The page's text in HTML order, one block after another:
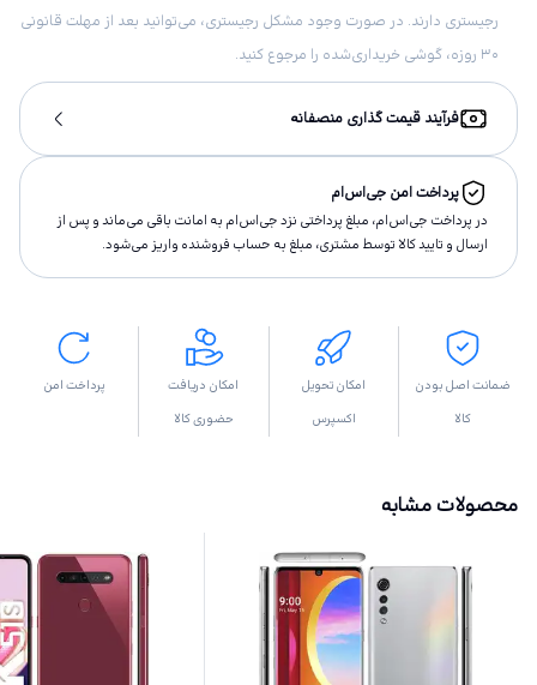
رجیستری دارند. در صورت وجود مشکل رجیستری، می‌توانید بعد از مهلت قانونی
۳۰ روزه، گوشی خریداری‌شده را مرجوع کنید.
فرآیند قیمت گذاری منصفانه
پرداخت امن جی‌اس‌ام
در پرداخت جی‌اس‌ام، مبلغ پرداختى نزد جی‌اس‌ام به امانت باقى مى‌ماند و پس از
ارسال و تاييد كالا توسط مشتری، مبلغ به حساب فروشنده واريز مى‌شود.
ضمانت اصل بودن
کالا
امکان تحویل
اکسپرس
امکان دریافت
حضوری کالا
پرداخت امن
محصولات مشابه